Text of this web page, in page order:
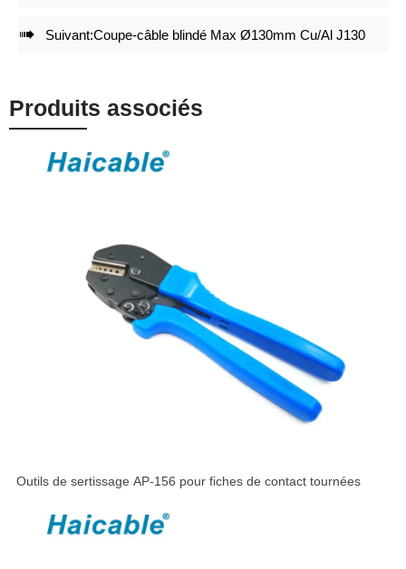
 Suivant:Coupe-câble blindé Max Ø130mm Cu/Al J130
Produits associés
Outils de sertissage AP-156 pour fiches de contact tournées